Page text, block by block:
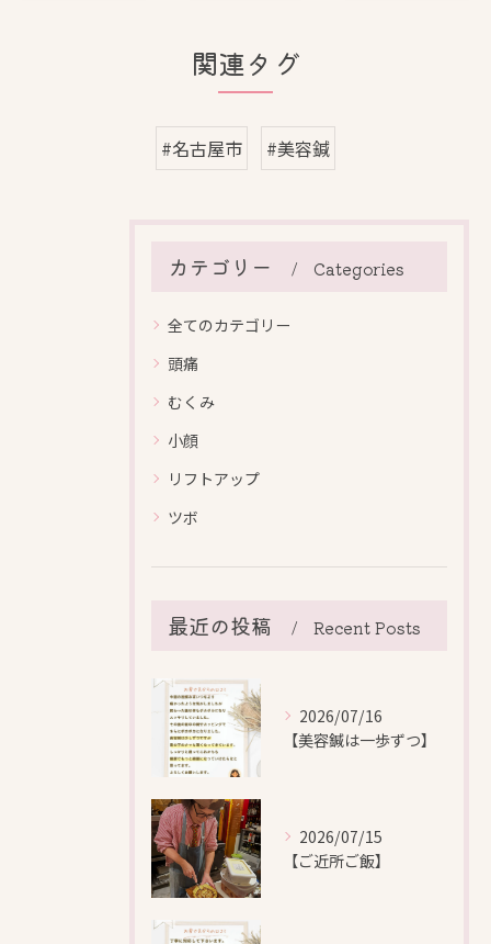
関連タグ
#名古屋市 #美容鍼
カテゴリー Categories
全てのカテゴリー
頭痛
むくみ
小顔
リフトアップ
ツボ
最近の投稿 Recent Posts
2026/07/16
【美容鍼は一歩ずつ】
2026/07/15
【ご近所ご飯】